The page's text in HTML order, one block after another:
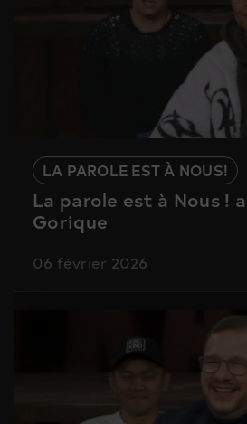
LA PAROLE EST À NOUS!
La parole est à Nous !
Gorique
06 février 2026